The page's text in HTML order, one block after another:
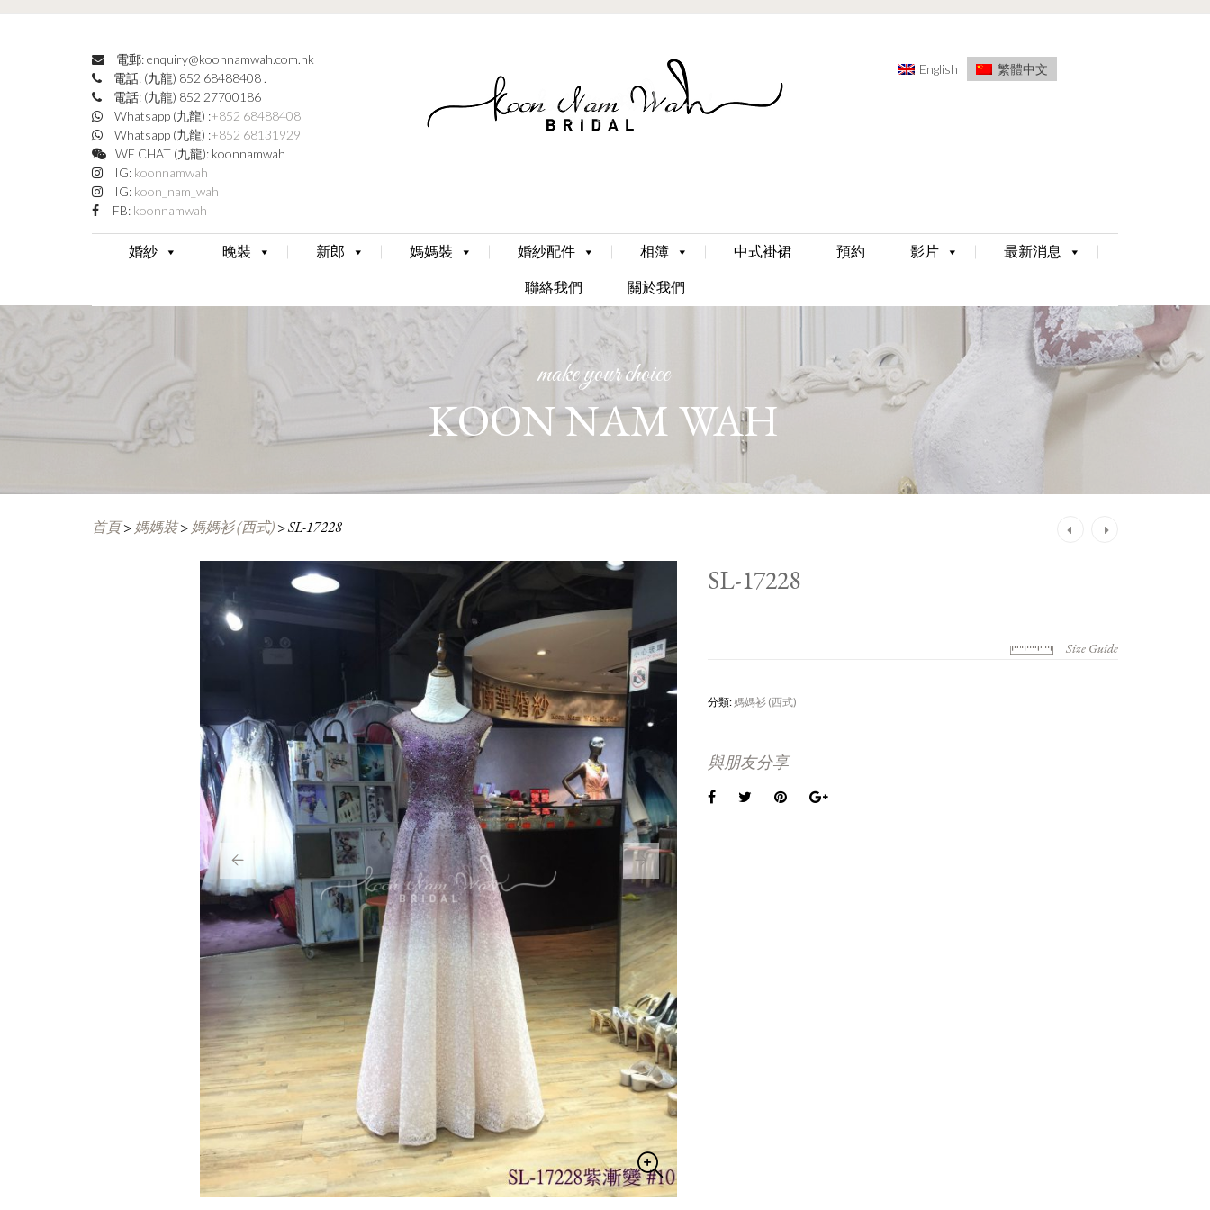
電郵: enquiry@koonnamwah.com.hk
電話: (九龍) 852 68488408 .
電話: (九龍) 852 27700186
Whatsapp (九龍) :+852 68488408
Whatsapp (九龍) :+852 68131929
WE CHAT (九龍): koonnamwah
IG: koonnamwah
IG: koon_nam_wah
FB: koonnamwah
English 繁體中文
Skip
to
content
婚紗 晚裝 新郎 媽媽裝 婚紗配件 相簿 中式褂裙 預約 影片
最新消息
聯絡我們
關於我們
make your choice
KOON NAM WAH
首頁> 媽媽裝> 媽媽衫 (西式)>SL-17228
SL-17228
Size Guide
分類:媽媽衫 (西式)
與朋友分享